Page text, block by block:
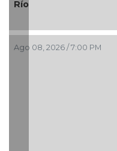
¿Con o sin espuma?